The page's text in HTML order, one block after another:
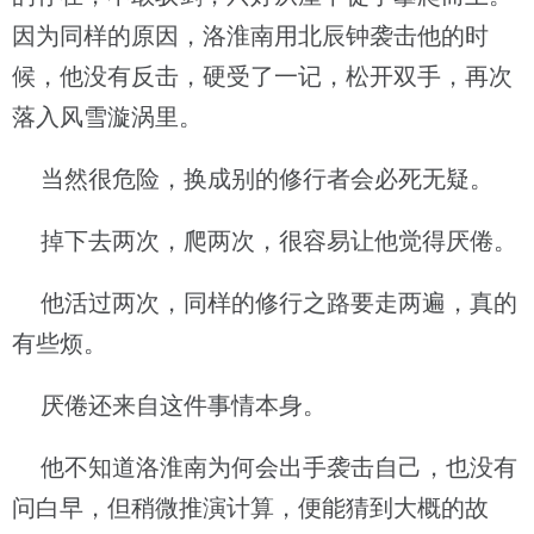
因为同样的原因，洛淮南用北辰钟袭击他的时
候，他没有反击，硬受了一记，松开双手，再次
落入风雪漩涡里。
当然很危险，换成别的修行者会必死无疑。
掉下去两次，爬两次，很容易让他觉得厌倦。
他活过两次，同样的修行之路要走两遍，真的
有些烦。
厌倦还来自这件事情本身。
他不知道洛淮南为何会出手袭击自己，也没有
问白早，但稍微推演计算，便能猜到大概的故